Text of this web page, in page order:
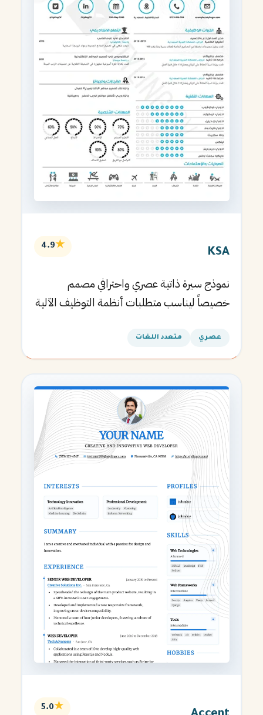
KSA
★
4.9
نموذج سيرة ذاتية عصري واحترافي مصمم
خصيصاً ليناسب متطلبات أنظمة التوظيف الآلية
عصري متعدد اللغات
★
5.0